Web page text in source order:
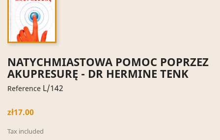
NATYCHMIASTOWA POMOC POPRZEZ
AKUPRESURĘ - DR HERMINE TENK
Reference L/142
zł17.00
Tax included